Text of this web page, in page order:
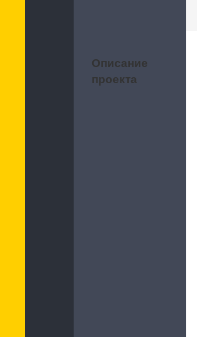
Описание
проекта